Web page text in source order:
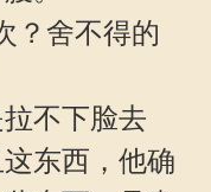
？舍不得的
不下脸去
东西，他确